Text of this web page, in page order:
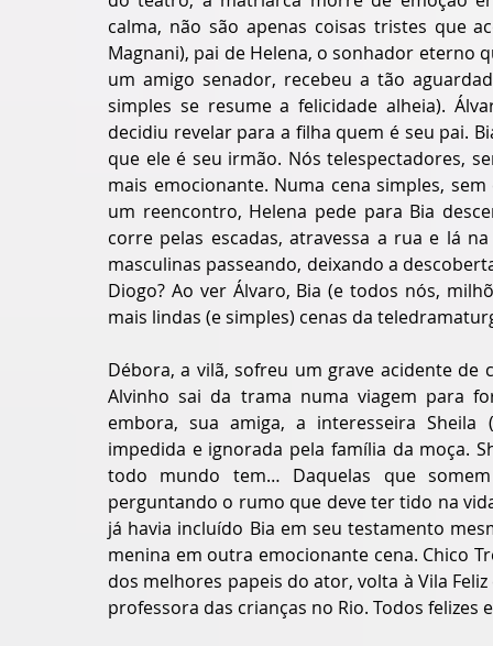
calma, não são apenas coisas tristes que
Magnani), pai de Helena, o sonhador eterno
um amigo senador, recebeu a tão
simples se resume a felicidade alheia).
decidiu revelar para a filha quem é seu pai.
que ele é seu irmão. Nós telespectadores,
mais emocionante. Numa cena simples,
um reencontro, Helena pede para Bia
corre pelas escadas, atravessa a rua e lá
masculinas passeando, deixando a
Diogo? Ao ver Álvaro, Bia (e todos nós,
mais lindas (e simples) cenas da
Débora, a vilã, sofreu um grave acidente
Alvinho sai da trama numa viagem para
embora, sua amiga, a interesseira
impedida e ignorada pela família da moça.
todo mundo tem… Daquelas que
perguntando o rumo que deve ter tido na
já havia incluído Bia em seu testamento
menina em outra emocionante cena. Chico
dos melhores papeis do ator, volta à Vila
professora das crianças no Rio. Todos felizes